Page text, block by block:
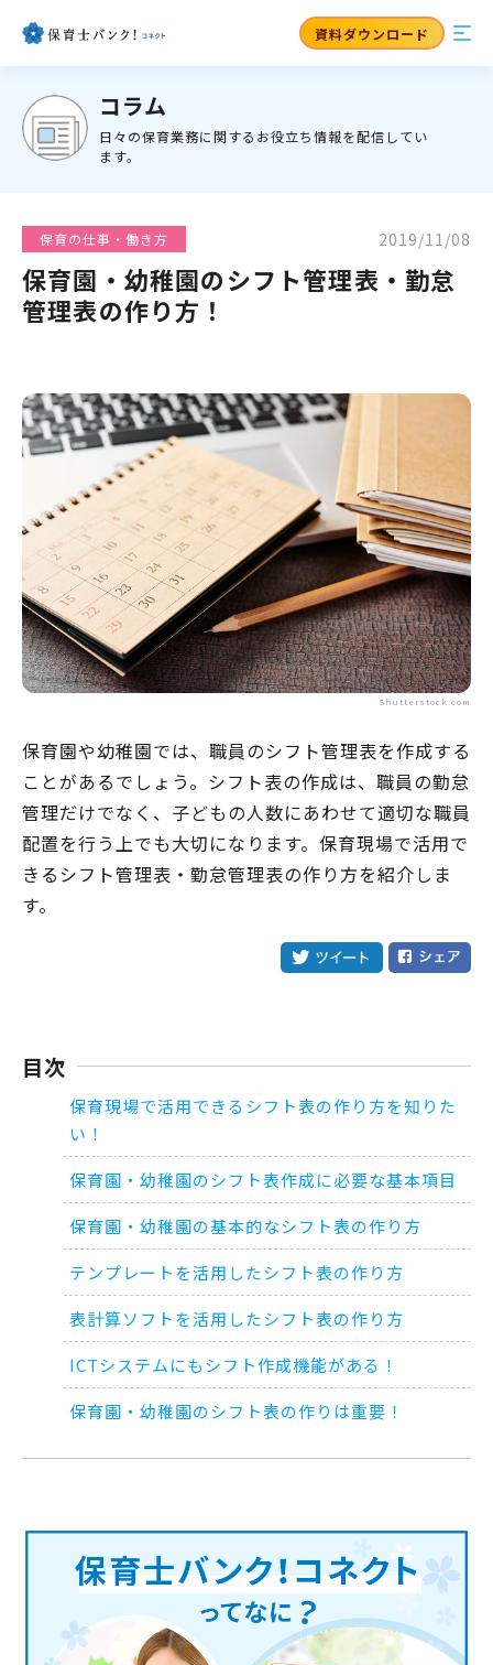
資料ダウンロード
コラム
日々の保育業務に関するお役立ち情報を配信してい
ます。
保育の仕事・働き方 2019/11/08
保育園・幼稚園のシフト管理表・勤怠
管理表の作り方！
Shutterstock.com
保育園や幼稚園では、職員のシフト管理表を作成する
ことがあるでしょう。シフト表の作成は、職員の勤怠
管理だけでなく、子どもの人数にあわせて適切な職員
配置を行う上でも大切になります。保育現場で活用で
きるシフト管理表・勤怠管理表の作り方を紹介しま
す。
目次
保育現場で活用できるシフト表の作り方を知りた
い！
保育園・幼稚園のシフト表作成に必要な基本項目
保育園・幼稚園の基本的なシフト表の作り方
テンプレートを活用したシフト表の作り方
表計算ソフトを活用したシフト表の作り方
ICTシステムにもシフト作成機能がある！
保育園・幼稚園のシフト表の作りは重要！